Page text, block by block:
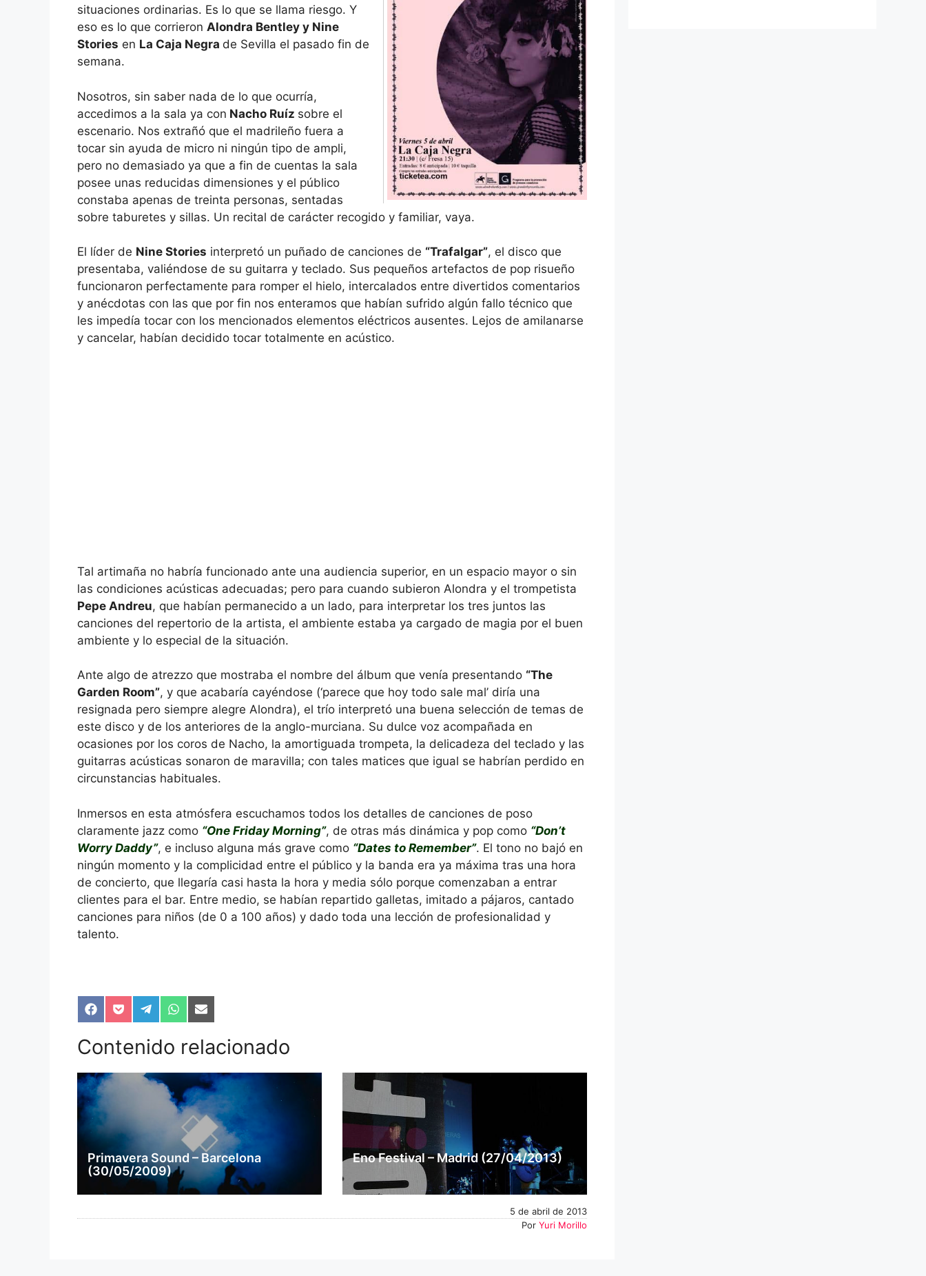
situaciones ordinarias. Es lo que se llama riesgo. Y
eso es lo que corrieron Alondra Bentley y Nine
Stories en La Caja Negra de Sevilla el pasado fin de
semana.
Nosotros, sin saber nada de lo que ocurría,
accedimos a la sala ya con Nacho Ruíz sobre el
escenario. Nos extrañó que el madrileño fuera a
tocar sin ayuda de micro ni ningún tipo de ampli,
pero no demasiado ya que a fin de cuentas la sala
posee unas reducidas dimensiones y el público
constaba apenas de treinta personas, sentadas
sobre taburetes y sillas. Un recital de carácter recogido y familiar, vaya.
El líder de Nine Stories interpretó un puñado de canciones de “Trafalgar”, el disco que
presentaba, valiéndose de su guitarra y teclado. Sus pequeños artefactos de pop risueño
funcionaron perfectamente para romper el hielo, intercalados entre divertidos comentarios
y anécdotas con las que por fin nos enteramos que habían sufrido algún fallo técnico que
les impedía tocar con los mencionados elementos eléctricos ausentes. Lejos de amilanarse
y cancelar, habían decidido tocar totalmente en acústico.
Tal artimaña no habría funcionado ante una audiencia superior, en un espacio mayor o sin
las condiciones acústicas adecuadas; pero para cuando subieron Alondra y el trompetista
Pepe Andreu, que habían permanecido a un lado, para interpretar los tres juntos las
canciones del repertorio de la artista, el ambiente estaba ya cargado de magia por el buen
ambiente y lo especial de la situación.
Ante algo de atrezzo que mostraba el nombre del álbum que venía presentando “The
Garden Room”, y que acabaría cayéndose (‘parece que hoy todo sale mal’ diría una
resignada pero siempre alegre Alondra), el trío interpretó una buena selección de temas de
este disco y de los anteriores de la anglo-murciana. Su dulce voz acompañada en
ocasiones por los coros de Nacho, la amortiguada trompeta, la delicadeza del teclado y las
guitarras acústicas sonaron de maravilla; con tales matices que igual se habrían perdido en
circunstancias habituales.
Inmersos en esta atmósfera escuchamos todos los detalles de canciones de poso
claramente jazz como “One Friday Morning”, de otras más dinámica y pop como “Don’t
Worry Daddy”, e incluso alguna más grave como “Dates to Remember”. El tono no bajó en
ningún momento y la complicidad entre el público y la banda era ya máxima tras una hora
de concierto, que llegaría casi hasta la hora y media sólo porque comenzaban a entrar
clientes para el bar. Entre medio, se habían repartido galletas, imitado a pájaros, cantado
canciones para niños (de 0 a 100 años) y dado toda una lección de profesionalidad y
talento.
Compartir
en
Facebook
Compartir
en
Pocket
Compartir
en
Telegram
Compartir
en
WhatsApp
Compartir
en
Email
Contenido relacionado
Primavera Sound – Barcelona
(30/05/2009)
Eno Festival – Madrid (27/04/2013)
5 de abril de 2013
Por Yuri Morillo